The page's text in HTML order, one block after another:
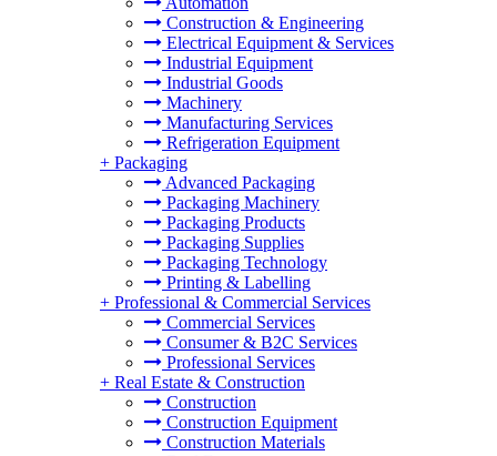
Construction & Engineering
Electrical Equipment & Services
Industrial Equipment
Industrial Goods
Machinery
Manufacturing Services
Refrigeration Equipment
+ Packaging
Advanced Packaging
Packaging Machinery
Packaging Products
Packaging Supplies
Packaging Technology
Printing & Labelling
+ Professional & Commercial Services
Commercial Services
Consumer & B2C Services
Professional Services
+ Real Estate & Construction
Construction
Construction Equipment
Construction Materials